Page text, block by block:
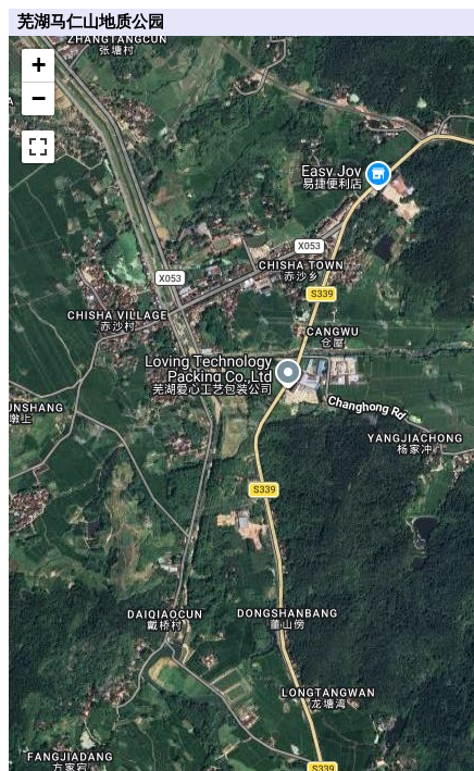
芜湖马仁山地质公园
+
−